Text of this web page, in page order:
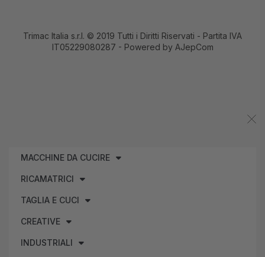
Trimac Italia s.r.l. © 2019 Tutti i Diritti Riservati - Partita IVA
IT05229080287 - Powered by AJepCom
MACCHINE DA CUCIRE
RICAMATRICI
TAGLIA E CUCI
CREATIVE
INDUSTRIALI